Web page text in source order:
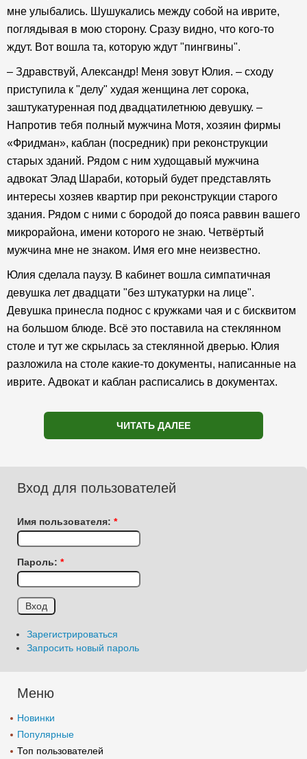
мне улыбались. Шушукались между собой на иврите,
поглядывая в мою сторону. Сразу видно, что кого-то
ждут. Вот вошла та, которую ждут "пингвины".
– Здравствуй, Александр! Меня зовут Юлия. – сходу
приступила к "делу" худая женщина лет сорока,
заштукатуренная под двадцатилетнюю девушку. –
Напротив тебя полный мужчина Мотя, хозяин фирмы
«Фридман», каблан (посредник) при реконструкции
старых зданий. Рядом с ним худощавый мужчина
адвокат Элад Шараби, который будет представлять
интересы хозяев квартир при реконструкции старого
здания. Рядом с ними с бородой до пояса раввин вашего
микрорайона, имени которого не знаю. Четвёртый
мужчина мне не знаком. Имя его мне неизвестно.
Юлия сделала паузу. В кабинет вошла симпатичная
девушка лет двадцати "без штукатурки на лице".
Девушка принесла поднос с кружками чая и с бисквитом
на большом блюде. Всё это поставила на стеклянном
столе и тут же скрылась за стеклянной дверью. Юлия
разложила на столе какие-то документы, написанные на
иврите. Адвокат и каблан расписались в документах.
ЧИТАТЬ ДАЛЕЕ
Вход для пользователей
Имя пользователя: *
Пароль: *
Зарегистрироваться
Запросить новый пароль
Меню
Новинки
Популярные
Топ пользователей